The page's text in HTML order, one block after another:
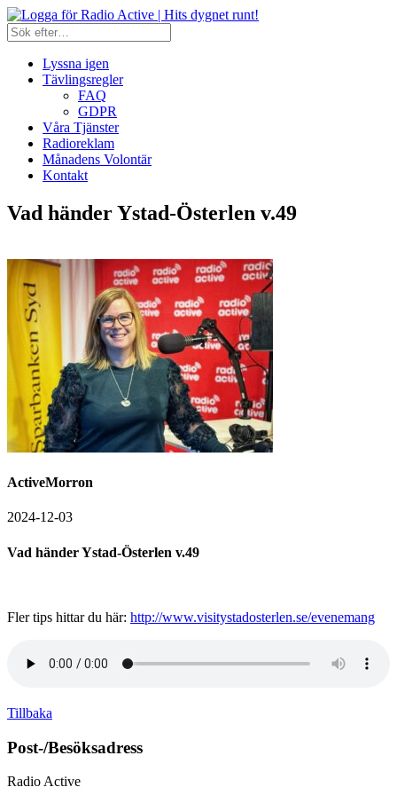
Lyssna igen
Tävlingsregler
FAQ
GDPR
Våra Tjänster
Radioreklam
Månadens Volontär
Kontakt
Vad händer Ystad-Österlen v.49
ActiveMorron
2024-12-03
Vad händer Ystad-Österlen v.49
Fler tips hittar du här: http://www.visitystadosterlen.se/evenemang
Tillbaka
Post-/Besöksadress
Radio Active